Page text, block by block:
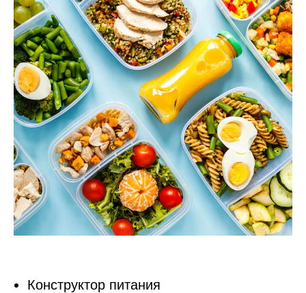
Конструктор питания